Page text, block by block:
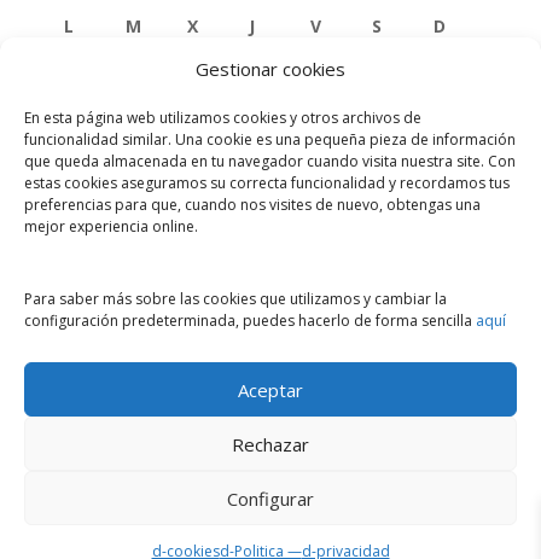
Gestionar cookies
En esta página web utilizamos cookies y otros archivos de
funcionalidad similar. Una cookie es una pequeña pieza de información
que queda almacenada en tu navegador cuando visita nuestra site. Con
estas cookies aseguramos su correcta funcionalidad y recordamos tus
preferencias para que, cuando nos visites de nuevo, obtengas una
mejor experiencia online.
Para saber más sobre las cookies que utilizamos y cambiar la
configuración predeterminada, puedes hacerlo de forma sencilla aquí
Aceptar
Rechazar
Configurar
d-cookiesd-Politica —d-privacidad
L M X J V S D
3 4 5
8 9 10 11 12 13 14
15 16 17 18 19 20 21
29 30
31
© 2020 FUNDACIÓN AK GUERRERO Todos los
Aviso legal